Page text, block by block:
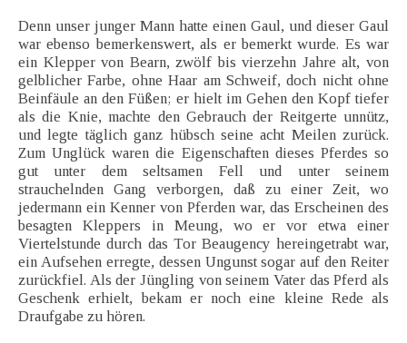
Denn unser junger Mann hatte einen Gaul, und dieser Gaul
war ebenso bemerkenswert, als er bemerkt wurde. Es war
ein Klepper von Bearn, zwölf bis vierzehn Jahre alt, von
gelblicher Farbe, ohne Haar am Schweif, doch nicht ohne
Beinfäule an den Füßen; er hielt im Gehen den Kopf tiefer
als die Knie, machte den Gebrauch der Reitgerte unnütz,
und legte täglich ganz hübsch seine acht Meilen zurück.
Zum Unglück waren die Eigenschaften dieses Pferdes so
gut unter dem seltsamen Fell und unter seinem
strauchelnden Gang verborgen, daß zu einer Zeit, wo
jedermann ein Kenner von Pferden war, das Erscheinen des
besagten Kleppers in Meung, wo er vor etwa einer
Viertelstunde durch das Tor Beaugency hereingetrabt war,
ein Aufsehen erregte, dessen Ungunst sogar auf den Reiter
zurückfiel. Als der Jüngling von seinem Vater das Pferd als
Geschenk erhielt, bekam er noch eine kleine Rede als
Draufgabe zu hören.